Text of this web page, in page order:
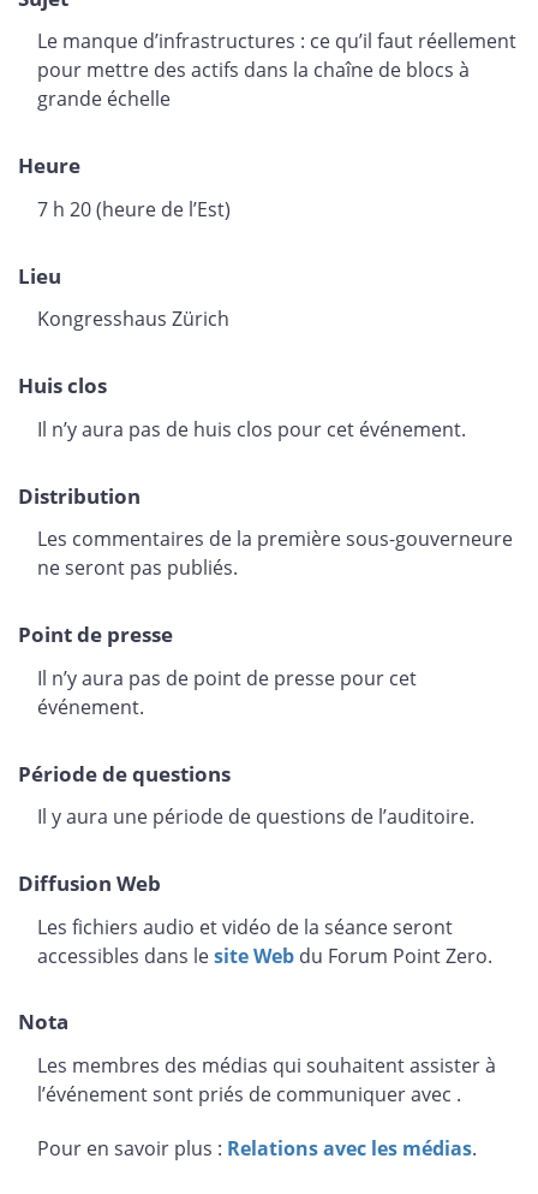
Le manque d’infrastructures : ce qu’il faut réellement
pour mettre des actifs dans la chaîne de blocs à
grande échelle
Heure
7 h 20 (heure de l’Est)
Lieu
Kongresshaus Zürich
Huis clos
Il n’y aura pas de huis clos pour cet événement.
Distribution
Les commentaires de la première sous-gouverneure
ne seront pas publiés.
Point de presse
Il n’y aura pas de point de presse pour cet
événement.
Période de questions
Il y aura une période de questions de l’auditoire.
Diffusion Web
Les fichiers audio et vidéo de la séance seront
accessibles dans lesite Web du Forum Point Zero.
Nota
Les membres des médias qui souhaitent assister à
l’événement sont priés de communiquer avec .
Pour en savoir plus : Relations avec les médias.